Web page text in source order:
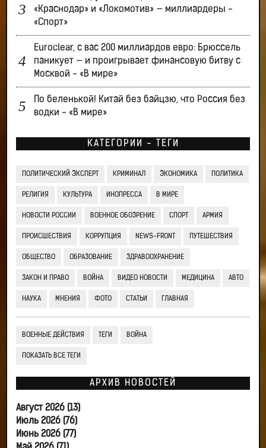
«Краснодар» и «Локомотив» — миллиардеры -
«Спорт»
Euroclear, с вас 200 миллиардов евро: Брюссель
паникует — и проигрывает финансовую битву с
Москвой - «В мире»
По беленькой! Китай без байцзю, что Россия без
водки - «В мире»
КАТЕГОРИИ - ТЕГИ
ПОЛИТИЧЕСКИЙ ЭКСПЕРТ КРИМИНАЛ ЭКОНОМИКА ПОЛИТИКА
РЕЛИГИЯ КУЛЬТУРА ИНОПРЕССА В МИРЕ
НОВОСТИ РОССИИ ВОЕННОЕ ОБОЗРЕНИЕ СПОРТ АРМИЯ
ПРОИСШЕСТВИЯ КОРРУПЦИЯ NEWS-FRONT ПУТЕШЕСТВИЯ
ОБЩЕСТВО ОБРАЗОВАНИЕ ЗДРАВООХРАНЕНИЕ
ЗАКОН И ПРАВО ВОЙНА ВИДЕО НОВОСТИ МЕДИЦИНА АВТО
НАУКА МНЕНИЯ ФОТО СТАТЬИ ГЛАВНАЯ
ВОЕННЫЕ ДЕЙСТВИЯ ТЕГИ ВОЙНА
ПОКАЗАТЬ ВСЕ ТЕГИ
АРХИВ НОВОСТЕЙ
Август 2026 (13)
Июль 2026 (76)
Июнь 2026 (77)